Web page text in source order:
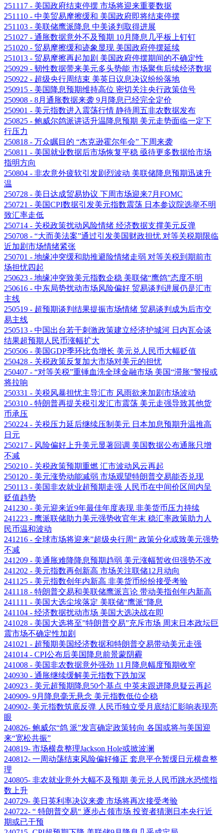
251117 - 美国政府结束停摆 市场将迎来重要数据
251110 - 中美贸易摩擦缓和 美国政府即将结束停摆
251103 - 美联储鹰派降息 中美谈判取得进展
251027 - 通胀数据意外不及预期 10月降息几乎板上钉钉
251020 - 贸易摩擦缓和迹象显现 美国政府停摆延续
251013 - 贸易摩擦再起加剧 美国政府停摆期间的不确定性
250929 - 韧性数据带来美元多头势能 市场聚焦后续经济数据
250922 - 超级央行周结束 美英日议息决议纷纷落地
250915 - 美国降息预期维持高位 密切关注央行政策信号
250908 - 8月通胀数据来袭 9月降息已经完全定价
250901 - 美元指数进入震荡行情 静待周五非农数据发布
250825 - 鲍威尔鸽派讲话升温降息预期 美元走势面临一定下
行压力
250818 - 万众瞩目的 “杰克逊霍尔年会” 下周来袭
250811 - 美国就业数据后市场恢复平稳 亟待更多数据给市场
指明方向
250804 - 非农意外疲软引发剧烈波动 美联储降息预期迅速升
温
250728 - 美日达成贸易协议 下周市场迎来7月FOMC
250721 - 美国CPI数据引发美元指数震荡 日本参议院选举不明
致汇率走低
250714 - 关税政策扰动风险情绪 经济数据支撑美元反弹
250708 - “大而美法案”通过引发美国财政担忧 对等关税期限临
近加剧市场情绪紧张
250701 - 地缘冲突缓和助推避险情绪走弱 对等关税到期前市
场担忧四起
250623 - 地缘冲突致美元指数企稳 美联储“鹰鸽”态度不明
250616 - 中东局势扰动市场风险偏好 贸易谈判进展仍是汇市
主线
250519 - 超预期谈判结果提振市场情绪 贸易谈判成为后市交
易主线
250513 - 中国出台若干刺激政策建立经济护城河 日内瓦会谈
结果超预期人民币涨幅扩大
250506 - 美国GDP季环比负增长 美元兑人民币大幅贬值
250428 - 关税政策反复加大市场对美元的担忧
250407 - “对等关税”重锤血洗全球金融市场 美国“滞胀”警报或
将拉响
250331 - 关税风暴担忧主导汇市 风雨欲来加剧市场波动
250310 - 特朗普再提关税引发汇市震荡 美元走强导致其他货
币承压
250224 - 关税压力延后继续压制美元 日本加息预期升温推高
日元
250217 - 风险偏好上升美元显著回调 美国数据公布通胀只增
不减
250210 - 关税政策预期重燃 汇市波动风云再起
250120 - 美元涨势动能减弱 市场观望特朗普交易能否兑现
250113 - 美国非农就业超预期走强 人民币在中间价区间内呈
贬值趋势
241230 - 美元迎来近9年最佳年度表现 非美货币压力持续
241223 - 鹰派联储助力美元强势收官年末 稳汇率政策助力人
民币温和波动
241216 - 全球市场将迎来”超级央行周“ 政策分化或致美元强势
不减
241209 - 美通胀难降降息预期趋弱 美元涨幅暂收但强势不改
241202 - 美元指数再创新高 市场关注联储12月动向
241125 - 美元指数创年内新高 非美货币纷纷接受考验
241118 - 特朗普交易和美联储鹰派言论 带动美指创年内新高
241111 - 美国大选尘埃落定 美联储“鹰派”降息
241104 - 经济数据扰动市场 美国大选决战在即
241028 - 美国大选将至”特朗普交易”充斥市场 周末日本政坛巨
震市场不确定性加剧
241021 - 超预期美国经济数据和特朗普交易带动美元走强
241014 - CPI公布后美国降息前景蒙阴霾
241008 - 美国非农数据意外强劲 11月降息幅度预期收窄
240930 - 通胀继续缓解美元指数下跌加深
240923 - 美元超预期降息50个基点 中英未跟进降息疑云再起
240909- 9月降息毫无悬念 美元指数低位企稳
240902- 美元指数筑底反弹 人民币独立受月底结汇影响表现亮
眼
240826- 鲍威尔“鸽 派”发言确定政策转向 各国或将与美国迎
来“宽松共振”
240819- 市场横盘整理Jackson Hole或掀波澜
240812- 一周动荡结束风险偏好修正 套息平仓暂缓日元横盘整
理
240805- 非农就业意外大幅不及预期 美元兑人民币跳水恐慌指
数上升
240729- 美日英利率决议来袭 市场将再次接受考验
240722- “ 特朗普交易“ 逐步占领市场 投资者猜测日本央行近
期或已干预